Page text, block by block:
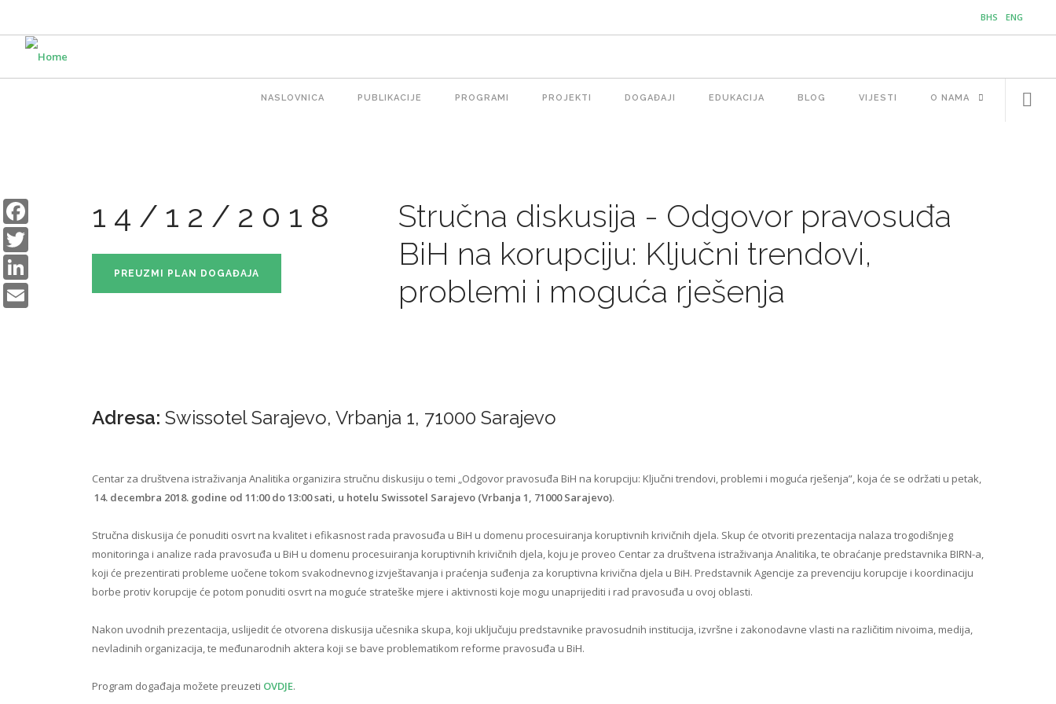
BHS ENG
Main
NASLOVNICA PUBLIKACIJE PROGRAMI PROJEKTI DOGAĐAJI EDUKACIJA BLOG VIJESTI O NAMA
14/12/2018
PREUZMI PLAN DOGAĐAJA
Stručna diskusija - Odgovor pravosuđa
BiH na korupciju: Ključni trendovi,
problemi i moguća rješenja
Adresa: Swissotel Sarajevo, Vrbanja 1, 71000 Sarajevo
Centar za društvena istraživanja Analitika organizira stručnu diskusiju o temi „Odgovor pravosuđa BiH na korupciju: Ključni trendovi, problemi i moguća rješenja”, koja će se održati u petak,
14. decembra 2018. godine od 11:00 do 13:00 sati, u hotelu Swissotel Sarajevo (Vrbanja 1, 71000 Sarajevo).
Stručna diskusija će ponuditi osvrt na kvalitet i efikasnost rada pravosuđa u BiH u domenu procesuiranja koruptivnih krivičnih djela. Skup će otvoriti prezentacija nalaza trogodišnjeg
monitoringa i analize rada pravosuđa u BiH u domenu procesuiranja koruptivnih krivičnih djela, koju je proveo Centar za društvena istraživanja Analitika, te obraćanje predstavnika BIRN-a,
koji će prezentirati probleme uočene tokom svakodnevnog izvještavanja i praćenja suđenja za koruptivna krivična djela u BiH. Predstavnik Agencije za prevenciju korupcije i koordinaciju
borbe protiv korupcije će potom ponuditi osvrt na moguće strateške mjere i aktivnosti koje mogu unaprijediti i rad pravosuđa u ovoj oblasti.
Nakon uvodnih prezentacija, uslijedit će otvorena diskusija učesnika skupa, koji uključuju predstavnike pravosudnih institucija, izvršne i zakonodavne vlasti na različitim nivoima, medija,
nevladinih organizacija, te međunarodnih aktera koji se bave problematikom reforme pravosuđa u BiH.
Program događaja možete preuzeti OVDJE.
Facebook
Twitter
LinkedIn